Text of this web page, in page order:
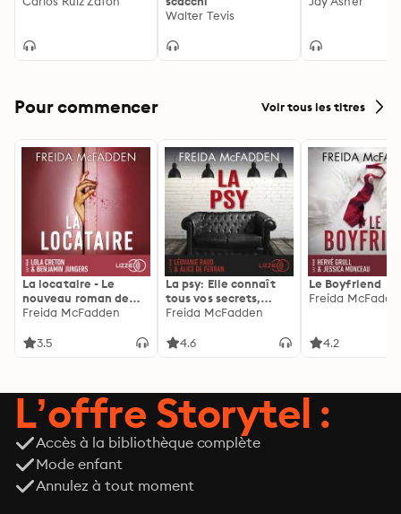
Walter Tevis
Pour commencer Voir tous les titres
La locataire - Le
nouveau roman de
l'autrice de La femme
Freida McFadden
3.5
La psy: Elle connaît
tous vos secrets,
découvrez les siens ...
Freida McFadden
4.6
Le Boyfriend
Freida
4.2
L’offre Storytel :
Accès à la bibliothèque complète
Mode enfant
Annulez à tout moment